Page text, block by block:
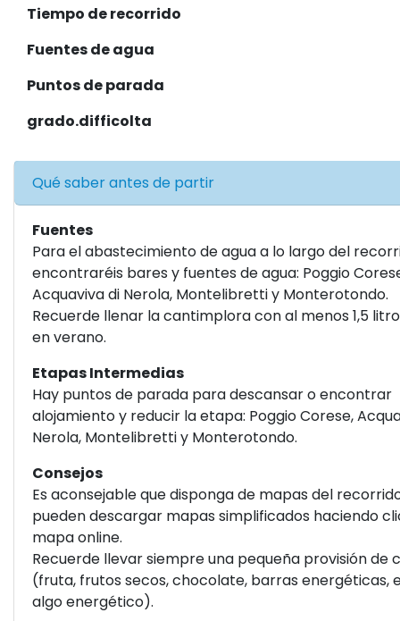
Tiempo de recorrido
Fuentes de agua
Puntos de parada
grado.difficolta
Qué saber antes de partir
Fuentes
Para el abastecimiento de agua a lo largo del
encontraréis bares y fuentes de agua: Poggio
Acquaviva di Nerola, Montelibretti y Monterotondo.
Recuerde llenar la cantimplora con al menos 1,5
en verano.
Etapas Intermedias
Hay puntos de parada para descansar o encontrar
alojamiento y reducir la etapa: Poggio Corese,
Nerola, Montelibretti y Monterotondo.
Consejos
Es aconsejable que disponga de mapas del
pueden descargar mapas simplificados haciendo
mapa online.
Recuerde llevar siempre una pequeña provisión de
(fruta, frutos secos, chocolate, barras energéticas,
algo energético).